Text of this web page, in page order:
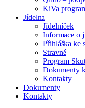
KiVa
Jídelna
Jídelníček
Informace o
Přihláška ke
Stravné
Program
Dokumenty
Kontakty
Dokumenty
Kontakty